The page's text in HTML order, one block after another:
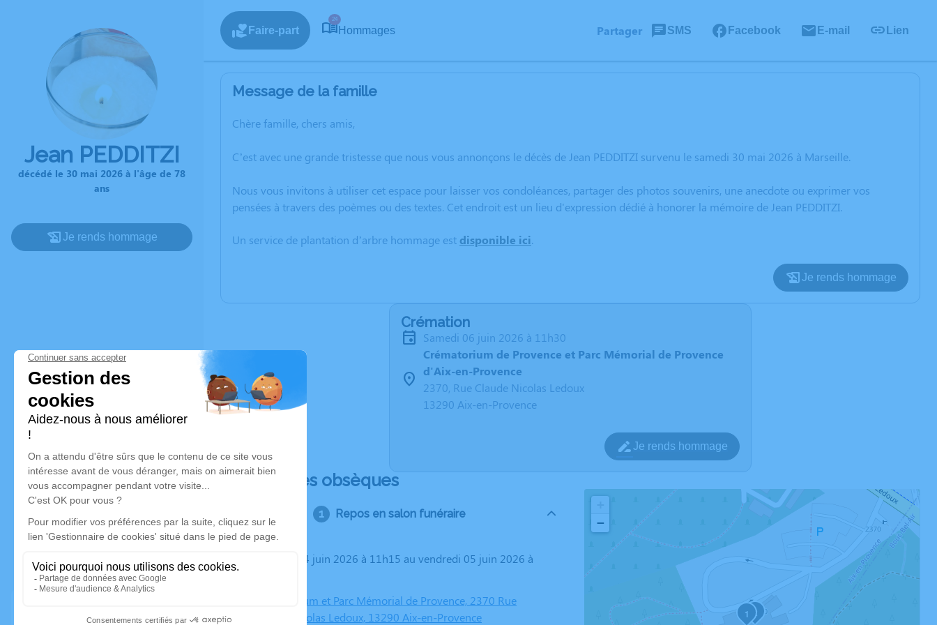
Jean PEDDITZI
décédé le 30 mai 2026 à l'âge de 78
ans
Je rends hommage
Faire-part
24
Hommages Partager SMS Facebook E-mail Lien
Message de la famille
Chère famille, chers amis,
C’est avec une grande tristesse que nous vous annonçons le décès de Jean PEDDITZI survenu le samedi 30 mai 2026 à Marseille.
Nous vous invitons à utiliser cet espace pour laisser vos condoléances, partager des photos souvenirs, une anecdote ou exprimer vos
pensées à travers des poèmes ou des textes. Cet endroit est un lieu d'expression dédié à honorer la mémoire de Jean PEDDITZI.
Un service de plantation d’arbre hommage est disponible ici.
Je rends hommage
Crémation
samedi 06 juin 2026 à 11h30
Crématorium de Provence et Parc Mémorial de Provence
d'Aix-en-Provence
2370, Rue Claude Nicolas Ledoux
13290 Aix-en-Provence
Je rends hommage
Déroulé des obsèques
Repos en salon funéraire
Crematorium et Parc Mémorial de Provence, 2370 Rue
Claude Nicolas Ledoux, 13290 Aix-en-Provence
1 2
−